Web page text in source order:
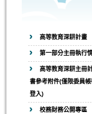
高等教育深耕計畫
第一部分主冊執行
高等教育深耕主冊
書參考附件(僅限委員
登入)
校務財務公開專區